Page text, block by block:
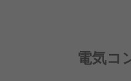
電気コ